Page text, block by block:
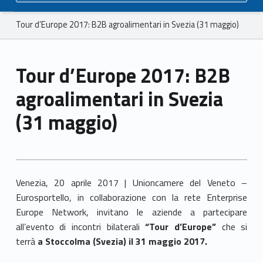
Breadcrumbs navigation
Tour d’Europe 2017: B2B agroalimentari in Svezia (31 maggio)
Tour d’Europe 2017: B2B
agroalimentari in Svezia
(31 maggio)
Venezia, 20 aprile 2017 | Unioncamere del Veneto –
Eurosportello, in collaborazione con la rete Enterprise
Europe Network, invitano le aziende a partecipare
all’evento di incontri bilaterali“Tour d’Europe” che si
terrà a Stoccolma (Svezia) il 31 maggio 2017.